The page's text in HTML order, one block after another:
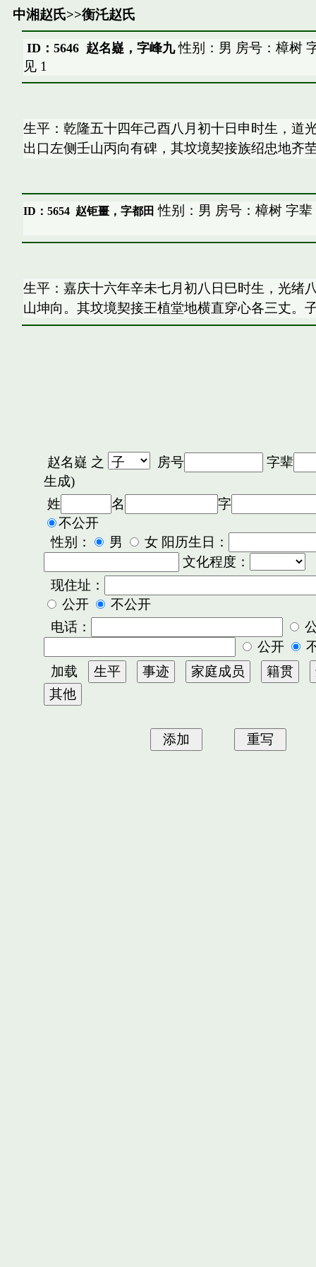
中湘赵氏>>衡汑赵氏
ID：5646 赵名嶷，字峰九性别：男 房号：樟树
见 1
生平：乾隆五十四年己酉八月初十日申时生，道
出口左侧壬山丙向有碑，其坟境契接族绍忠地齐
ID：5654 赵钜畺，字都田 性别：男 房号：樟树 字
生平：嘉庆十六年辛未七月初八日巳时生，光绪
山坤向。其坟境契接王植堂地横直穿心各三丈。
赵名嶷 之 房号
字辈
生成)
姓
名
字
不公开
性别：
男
女 阳历生日：
文化程度：
现住址：
公开
不公开
电话：
公开
加载